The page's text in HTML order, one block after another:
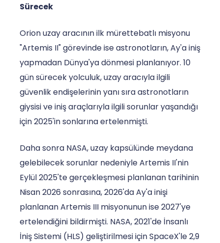
Sürecek
Orion uzay aracının ilk mürettebatlı misyonu
"Artemis II" görevinde ise astronotların, Ay'a iniş
yapmadan Dünya'ya dönmesi planlanıyor. 10
gün sürecek yolculuk, uzay aracıyla ilgili
güvenlik endişelerinin yanı sıra astronotların
giysisi ve iniş araçlarıyla ilgili sorunlar yaşandığı
için 2025'in sonlarına ertelenmişti.
Daha sonra NASA, uzay kapsülünde meydana
gelebilecek sorunlar nedeniyle Artemis II'nin
Eylül 2025'te gerçekleşmesi planlanan tarihinin
Nisan 2026 sonrasına, 2026'da Ay'a inişi
planlanan Artemis III misyonunun ise 2027'ye
ertelendiğini bildirmişti. NASA, 2021'de İnsanlı
İniş Sistemi (HLS) geliştirilmesi için SpaceX'le 2,9